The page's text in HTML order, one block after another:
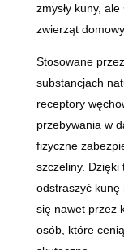
zmysły kuny,
zwierząt
Stosowane
substancjach
receptory
przebywania w
fizyczne
szczeliny. Dzięki
odstraszyć kunę
się nawet przez
osób, które